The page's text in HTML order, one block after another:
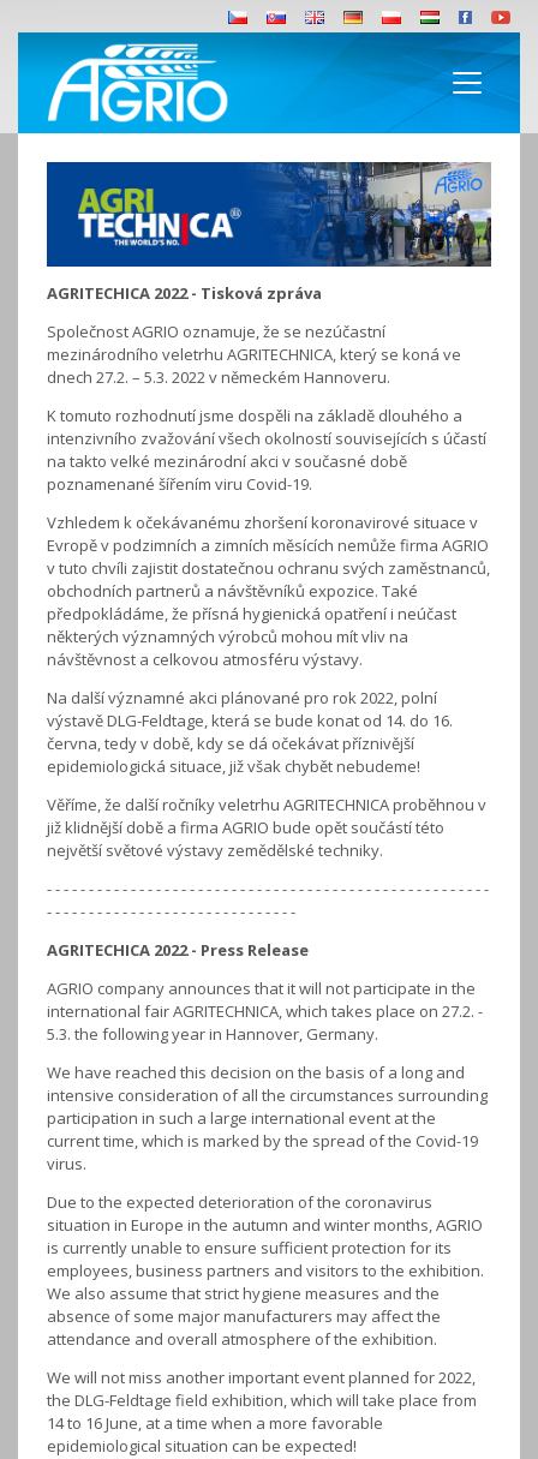
AGRITECHICA 2022 - Tisková zpráva
Společnost AGRIO oznamuje, že se nezúčastní
mezinárodního veletrhu AGRITECHNICA, který se koná ve
dnech 27.2. – 5.3. 2022 v německém Hannoveru.
K tomuto rozhodnutí jsme dospěli na základě dlouhého a
intenzivního zvažování všech okolností souvisejících s účastí
na takto velké mezinárodní akci v současné době
poznamenané šířením viru Covid-19.
Vzhledem k očekávanému zhoršení koronavirové situace v
Evropě v podzimních a zimních měsících nemůže firma AGRIO
v tuto chvíli zajistit dostatečnou ochranu svých zaměstnanců,
obchodních partnerů a návštěvníků expozice. Také
předpokládáme, že přísná hygienická opatření i neúčast
některých významných výrobců mohou mít vliv na
návštěvnost a celkovou atmosféru výstavy.
Na další významné akci plánované pro rok 2022, polní
výstavě DLG-Feldtage, která se bude konat od 14. do 16.
června, tedy v době, kdy se dá očekávat příznivější
epidemiologická situace, již však chybět nebudeme!
Věříme, že další ročníky veletrhu AGRITECHNICA proběhnou v
již klidnější době a firma AGRIO bude opět součástí této
největší světové výstavy zemědělské techniky.
- - - - - - - - - - - - - - - - - - - - - - - - - - - - - - - - - - - - - - - - - - - - - - - - - - - - -
- - - - - - - - - - - - - - - - - - - - - - - - - - - - - -
AGRITECHICA 2022 - Press Release
AGRIO company announces that it will not participate in the
international fair AGRITECHNICA, which takes place on 27.2. -
5.3. the following year in Hannover, Germany.
We have reached this decision on the basis of a long and
intensive consideration of all the circumstances surrounding
participation in such a large international event at the
current time, which is marked by the spread of the Covid-19
virus.
Due to the expected deterioration of the coronavirus
situation in Europe in the autumn and winter months, AGRIO
is currently unable to ensure sufficient protection for its
employees, business partners and visitors to the exhibition.
We also assume that strict hygiene measures and the
absence of some major manufacturers may affect the
attendance and overall atmosphere of the exhibition.
We will not miss another important event planned for 2022,
the DLG-Feldtage field exhibition, which will take place from
14 to 16 June, at a time when a more favorable
epidemiological situation can be expected!